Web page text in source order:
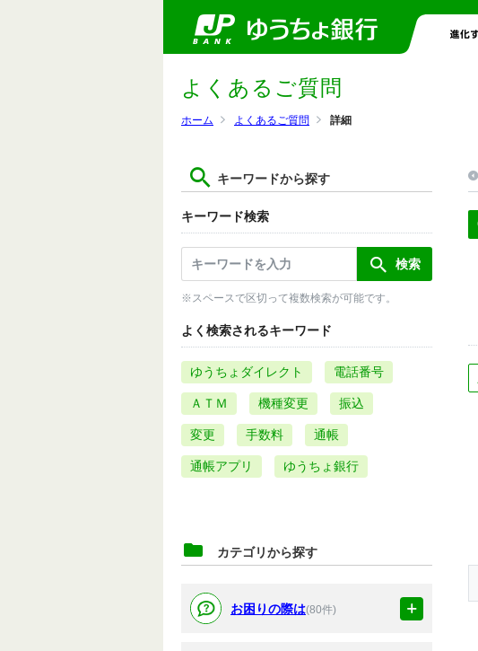
ホーム よくあるご質問 詳細
よくあるご質問
キーワードから探す
キーワード検索
※スペースで区切って複数検索が可能です。
よく検索されるキーワード
ゆうちょダイレクト 電話番号
ＡＴＭ 機種変更 振込
変更 手数料 通帳
通帳アプリ ゆうちょ銀行
カテゴリから探す
お困りの際は(80件)